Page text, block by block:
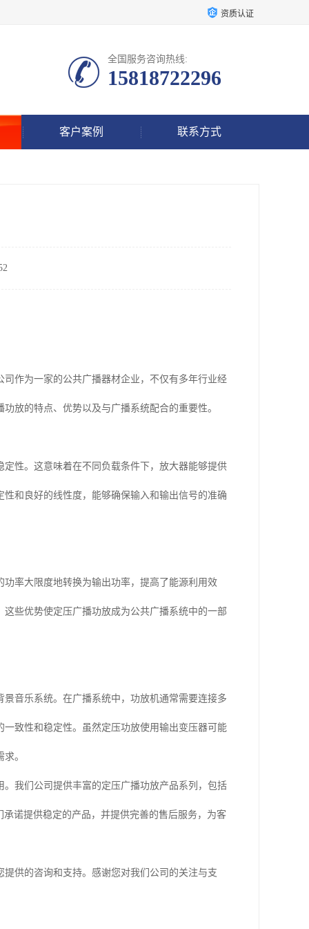
资质认证
全国服务咨询热线:
15818722296
客户案例 联系方式
作为一家的公共广播器材企业，不仅有多年行业经
放的特点、优势以及与广播系统配合的重要性。
性。这意味着在不同负载条件下，放大器能够提供
和良好的线性度，能够确保输入和输出信号的准确
率大限度地转换为输出功率，提高了能源利用效
些优势使定压广播功放成为公共广播系统中的一部
音乐系统。在广播系统中，功放机通常需要连接多
致性和稳定性。虽然定压功放使用输出变压器可能
。
我们公司提供丰富的定压广播功放产品系列，包括
诺提供稳定的产品，并提供完善的售后服务，为客
供的咨询和支持。感谢您对我们公司的关注与支